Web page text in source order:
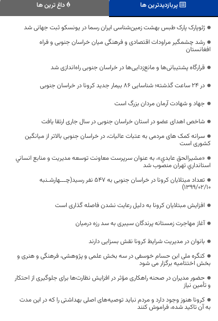
پربازدیدترین ها داغ ترین ها
ژئوپارک پارک طبس بهشت زمین‌شناسی ایران رسما در یونسکو ثبت جهانی شد
رشد چشمگیر مراودات اقتصادی و فرهنگی میان خراسان جنوبی و فراه
افغانستان
قرارگاه پشتیبانی‌ها و مانع‌زدایی‌ها در خراسان جنوبی راه‌اندازی شد
در 24 ساعت گذشته؛ شناسایی 86 بیمار جدید کرونا در خراسان جنوبی
جهاد و شهادت آرمان مردان بزرگ است
شاخص اهدای عضو در استان خراسان جنوبی در سال جاری ارتقا یافت
سرانه کمک های مردمی به عتبات عالیات، در خراسان جنوبی بالاتر از میانگین
کشوری است
«مشيرالحق عابدي»، به عنوان سرپرست معاونت توسعه مديريت و منابع انساني
استانداري تهران منصوب شد
تعداد مبتلایان کرونا در خراسان جنوبی به 547 نفر رسید(چـــهارشـنبه
1399/02/10)
افزایش مبتلایان کرونا به دلیل رعایت نشدن فاصله‌ گذاری است
آغاز مهاجرت زمستانه پرندگان سیبری به سد رزه درمیان
بانوان در مدیریت شرایط کرونا نقش بسزایی دارند
کنگره ملی ابن حسام خوسفی در سه بخش علمی و پژوهشی، فرهنگی و هنری و
بخش اختتامیه برگزار می شود
حضور مدیران در صحنه راهکاری مؤثر در افزایش نظارت‌ها برای جلوگیری از احتکار
و تأمین نیاز
کرونا هنوز وجود دارد و مردم نباید توصیه‌های اصلی بهداشتی را که در این مدت
به آن تاکید شده، فراموش کنند